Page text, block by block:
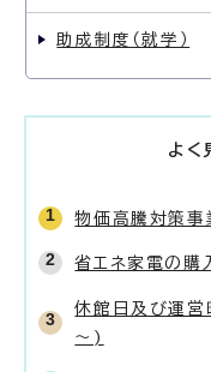
助成制度（就学）
よく
物価高騰対策事
省エネ家電の購
休館日及び運
～)